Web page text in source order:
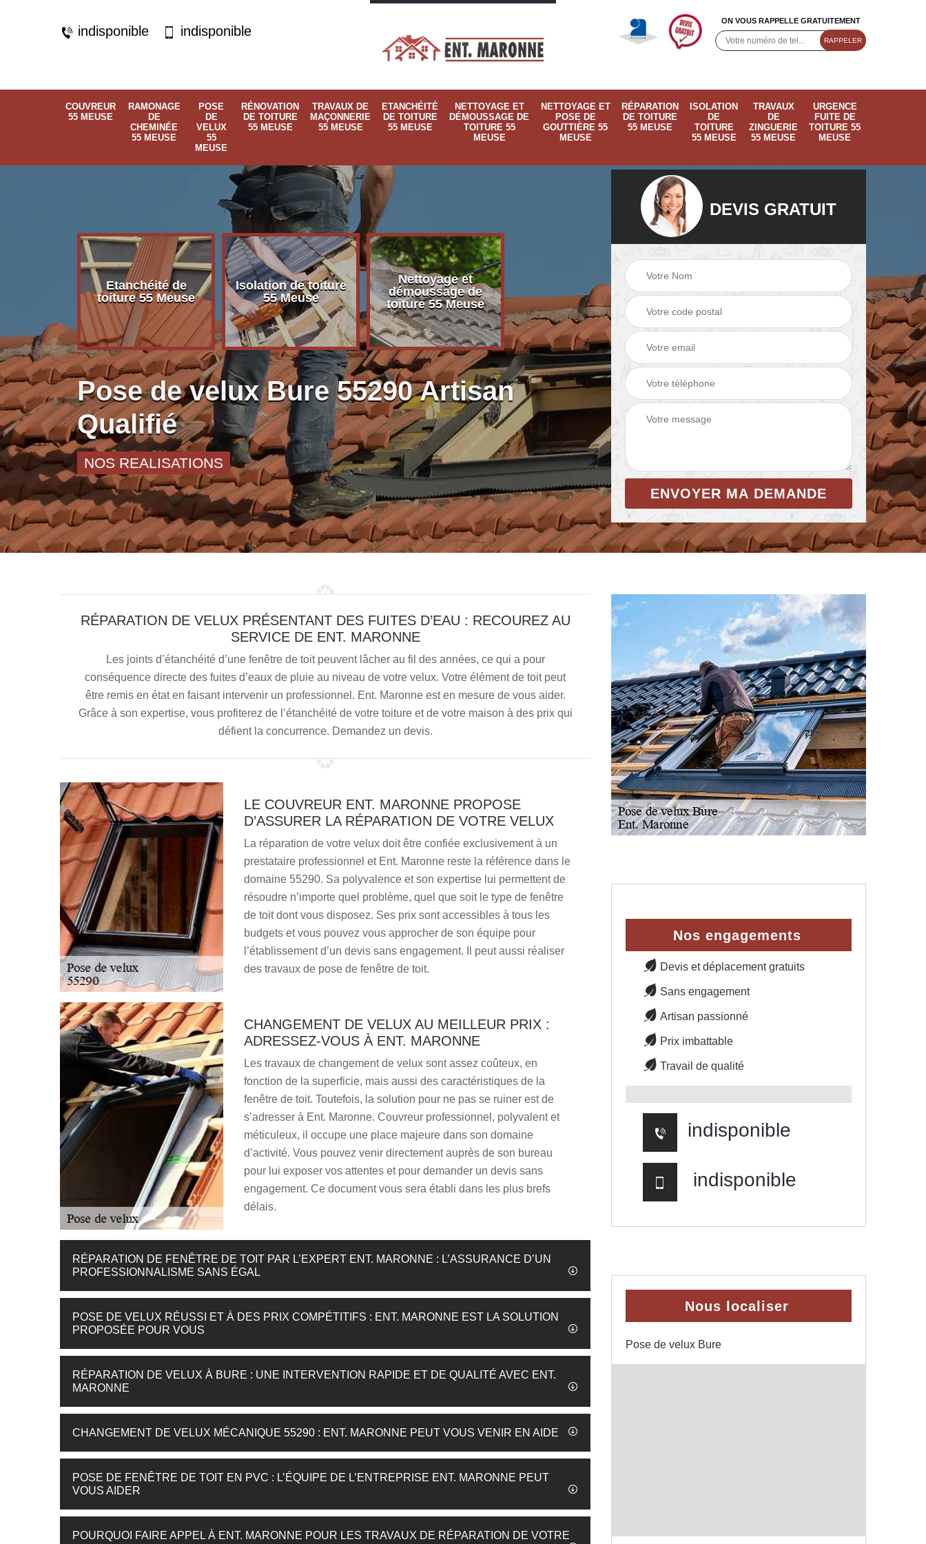
indisponible indisponible
ON VOUS RAPPELLE GRATUITEMENT
COUVREUR
55 MEUSE
RAMONAGE
DE
CHEMINÉE
55 MEUSE
POSE
DE
VELUX
55
MEUSE
RÉNOVATION
DE TOITURE
55 MEUSE
TRAVAUX DE
MAÇONNERIE
55 MEUSE
ETANCHÉITÉ
DE TOITURE
55 MEUSE
NETTOYAGE ET
DÉMOUSSAGE DE
TOITURE 55
MEUSE
NETTOYAGE ET
POSE DE
GOUTTIÈRE 55
MEUSE
RÉPARATION
DE TOITURE
55 MEUSE
ISOLATION
DE
TOITURE
55 MEUSE
TRAVAUX
DE
ZINGUERIE
55 MEUSE
URGENCE
FUITE DE
TOITURE 55
MEUSE
Etanchéité de
toiture 55 Meuse
Isolation de toiture
55 Meuse
Nettoyage et
démoussage de
toiture 55 Meuse
Nettoyage et pose
de gouttière 55
Meuse
Meuse
Ramonage de
cheminée 55
Pose de velux Bure 55290 Artisan
Qualifié
NOS REALISATIONS
DEVIS GRATUIT
RÉPARATION DE VELUX PRÉSENTANT DES FUITES D’EAU : RECOUREZ AU
SERVICE DE ENT. MARONNE
Les joints d’étanchéité d’une fenêtre de toit peuvent lâcher au fil des années, ce qui a pour
conséquence directe des fuites d’eaux de pluie au niveau de votre velux. Votre élément de toit peut
être remis en état en faisant intervenir un professionnel. Ent. Maronne est en mesure de vous aider.
Grâce à son expertise, vous profiterez de l’étanchéité de votre toiture et de votre maison à des prix qui
défient la concurrence. Demandez un devis.
LE COUVREUR ENT. MARONNE PROPOSE
D’ASSURER LA RÉPARATION DE VOTRE VELUX
La réparation de votre velux doit être confiée exclusivement à un
prestataire professionnel et Ent. Maronne reste la référence dans le
domaine 55290. Sa polyvalence et son expertise lui permettent de
résoudre n’importe quel problème, quel que soit le type de fenêtre
de toit dont vous disposez. Ses prix sont accessibles à tous les
budgets et vous pouvez vous approcher de son équipe pour
l’établissement d’un devis sans engagement. Il peut aussi réaliser
des travaux de pose de fenêtre de toit.
CHANGEMENT DE VELUX AU MEILLEUR PRIX :
ADRESSEZ-VOUS À ENT. MARONNE
Les travaux de changement de velux sont assez coûteux, en
fonction de la superficie, mais aussi des caractéristiques de la
fenêtre de toit. Toutefois, la solution pour ne pas se ruiner est de
s’adresser à Ent. Maronne. Couvreur professionnel, polyvalent et
méticuleux, il occupe une place majeure dans son domaine
d’activité. Vous pouvez venir directement auprès de son bureau
pour lui exposer vos attentes et pour demander un devis sans
engagement. Ce document vous sera établi dans les plus brefs
délais.
RÉPARATION DE FENÊTRE DE TOIT PAR L’EXPERT ENT. MARONNE : L’ASSURANCE D’UN
PROFESSIONNALISME SANS ÉGAL
POSE DE VELUX RÉUSSI ET À DES PRIX COMPÉTITIFS : ENT. MARONNE EST LA SOLUTION
PROPOSÉE POUR VOUS
RÉPARATION DE VELUX À BURE : UNE INTERVENTION RAPIDE ET DE QUALITÉ AVEC ENT.
MARONNE
CHANGEMENT DE VELUX MÉCANIQUE 55290 : ENT. MARONNE PEUT VOUS VENIR EN AIDE
POSE DE FENÊTRE DE TOIT EN PVC : L’ÉQUIPE DE L’ENTREPRISE ENT. MARONNE PEUT
VOUS AIDER
POURQUOI FAIRE APPEL À ENT. MARONNE POUR LES TRAVAUX DE RÉPARATION DE VOTRE
Nos engagements
Devis et déplacement gratuits
Sans engagement
Artisan passionné
Prix imbattable
Travail de qualité
indisponible
indisponible
Nous localiser
Pose de velux Bure